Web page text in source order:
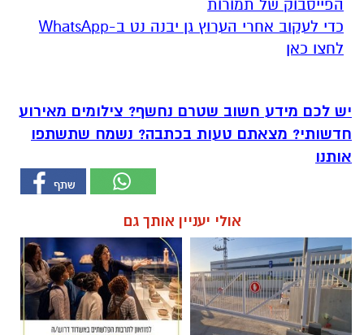
הפייסבוק של תמורות
‏כדי לעקוב אחרי הערוץ גן יבנה נט ב-WhatsApp
לחצו כאן
יש לכם מידע חשוב שטרם נחשף? צילומים מאירוע
חדשותי? מצאתם טעות בכתבה? נשמח שתשתפו
אותנו
אולי יעניין אותך גם